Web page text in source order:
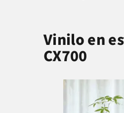
Vinilo en
CX700